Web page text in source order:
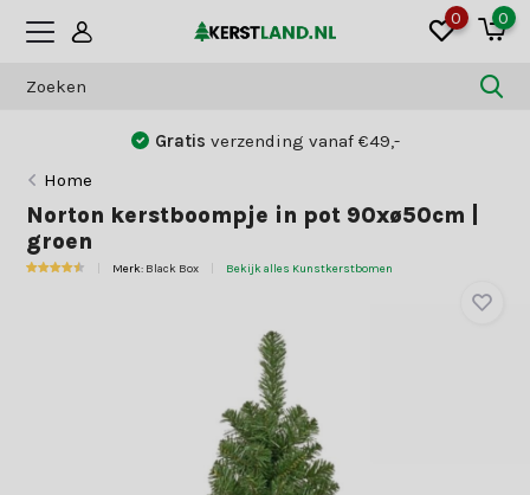
0 0
Gratis verzending vanaf €49,-
Home
Norton kerstboompje in pot 90xø50cm |
groen
Merk: Black Box Bekijk alles Kunstkerstbomen